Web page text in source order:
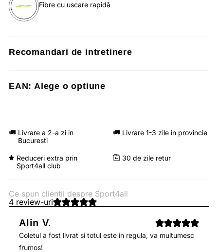
Fibre cu uscare rapidă
Recomandari de intretinere
EAN: Alege o optiune
Livrare a 2-a zi in
Bucuresti
Livrare 1-3 zile in provincie
Reduceri extra prin
Sport4all club
30 de zile retur
Ce spun clientii despre Sport4all
4 review-uri
Alin V.
Coletul a fost livrat si totul este in regula, va multumesc
frumos!